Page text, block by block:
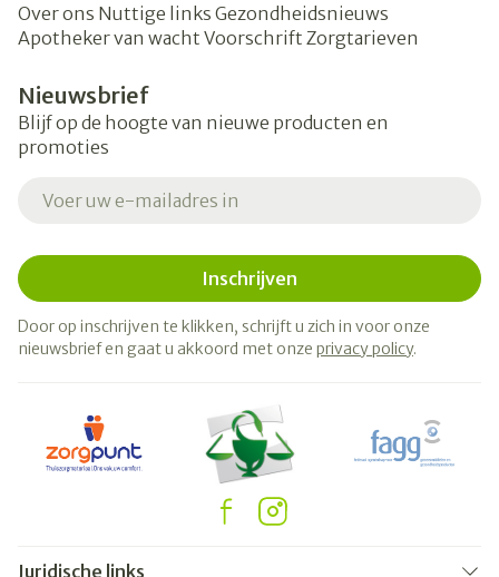
Over ons Nuttige links Gezondheidsnieuws
Apotheker van wacht Voorschrift Zorgtarieven
Nieuwsbrief
Blijf op de hoogte van nieuwe producten en
promoties
Inschrijven
Door op inschrijven te klikken, schrijft u zich in voor onze
nieuwsbrief en gaat u akkoord met onze privacy policy.
Juridische links